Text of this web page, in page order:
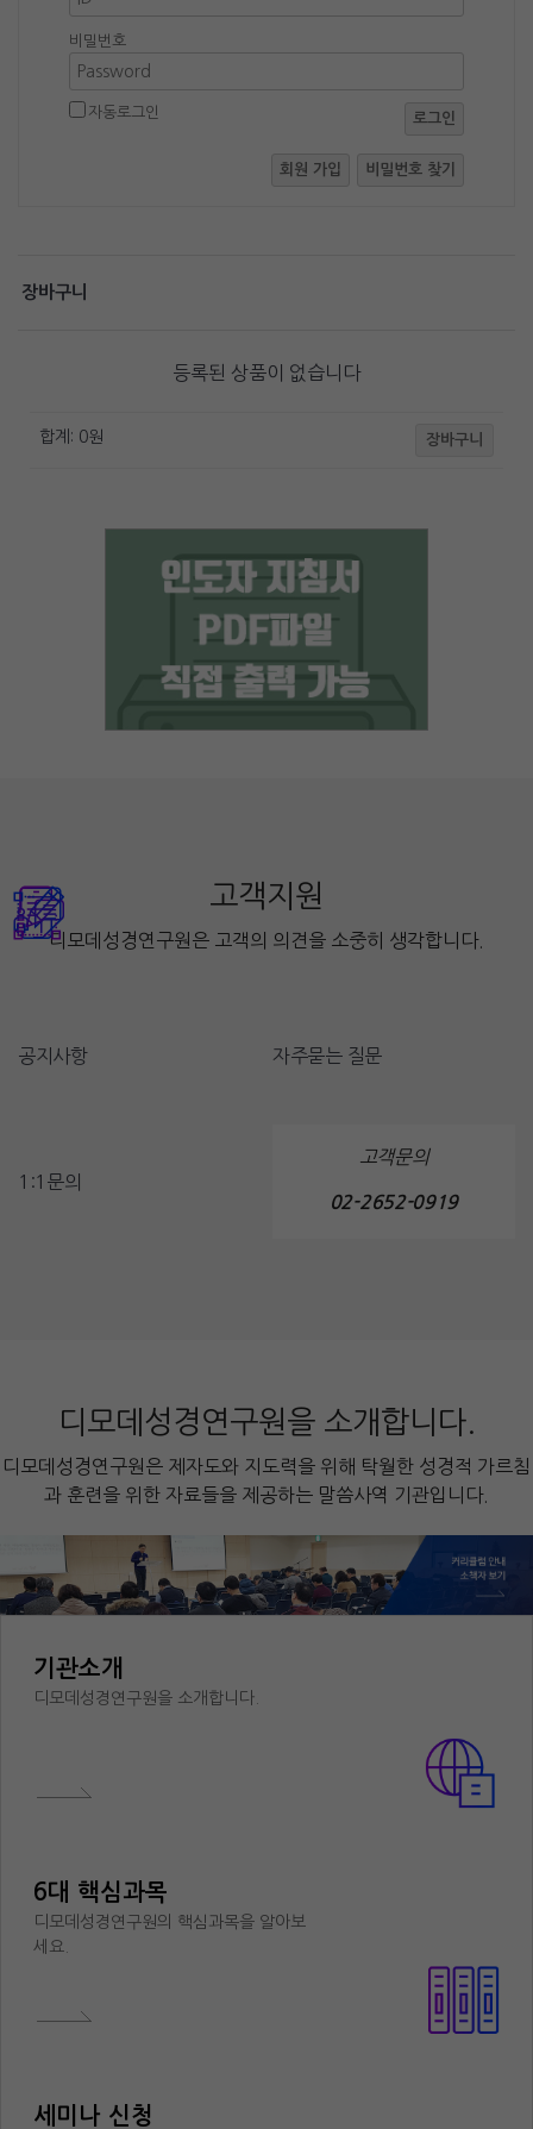
비밀번호
자동로그인 로그인
회원 가입 비밀번호 찾기
장바구니
등록된 상품이 없습니다
합계: 0원 장바구니
고객지원
디모데성경연구원은 고객의 의견을 소중히 생각합니다.
공지사항 자주묻는 질문
1:1문의
고객문의
02-2652-0919
디모데성경연구원을 소개합니다.
디모데성경연구원은 제자도와 지도력을 위해 탁월한 성경적 가르침
과 훈련을 위한 자료들을 제공하는 말씀사역 기관입니다.
기관소개
디모데성경연구원을 소개합니다.
6대 핵심과목
디모데성경연구원의 핵심과목을 알아보
세요.
세미나 신청